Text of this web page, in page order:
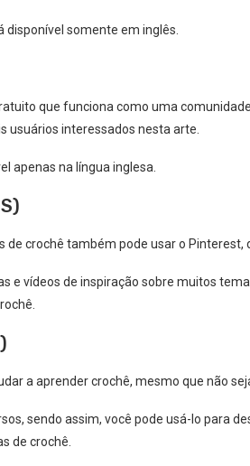
disponível somente em inglês.
que funciona como uma
usuários interessados nesta arte.
apenas na língua inglesa.
crochê também pode usar o Pinterest,
e vídeos de inspiração sobre muitos
a aprender crochê, mesmo que não
sendo assim, você pode usá-lo para
de crochê.